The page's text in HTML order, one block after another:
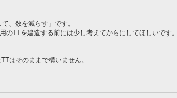
、数を減らす」です。
TTを建造する前には少し考えてからにしてほしいです。
はそのままで構いません。